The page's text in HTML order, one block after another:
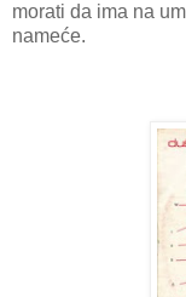
morati da ima na
nameće.